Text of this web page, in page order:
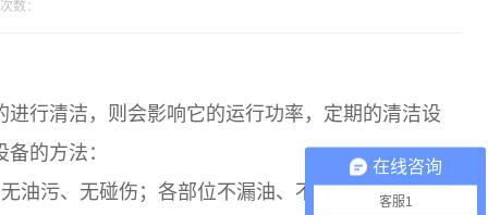
数：
行清洁，则会影响它的运行功率，定期的清洁设
的方法：
油污、无碰伤；各部位不漏油、不漏水、不漏
在线咨询
客服1